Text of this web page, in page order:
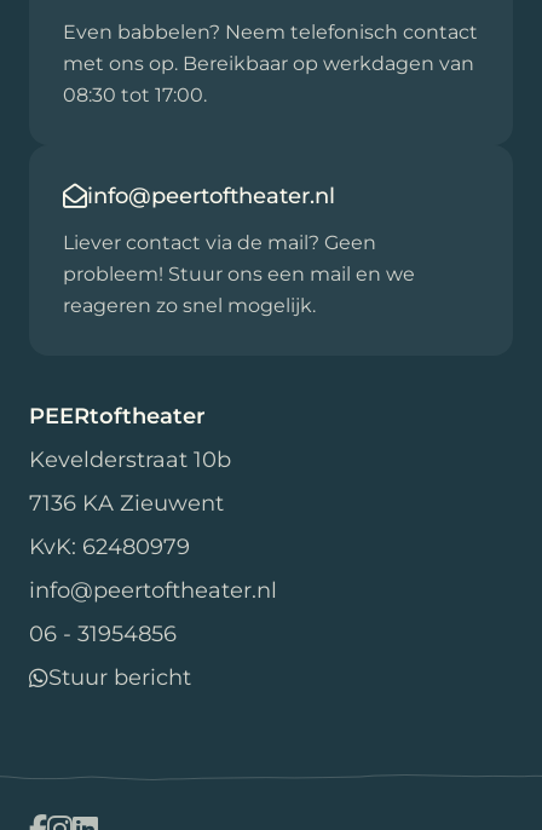
Even babbelen? Neem telefonisch contact
met ons op. Bereikbaar op werkdagen van
08:30 tot 17:00.
info@peertoftheater.nl
Liever contact via de mail? Geen
probleem! Stuur ons een mail en we
reageren zo snel mogelijk.
PEERtoftheater
Kevelderstraat 10b
7136 KA Zieuwent
KvK: 62480979
info@peertoftheater.nl
06 - 31954856
Stuur bericht